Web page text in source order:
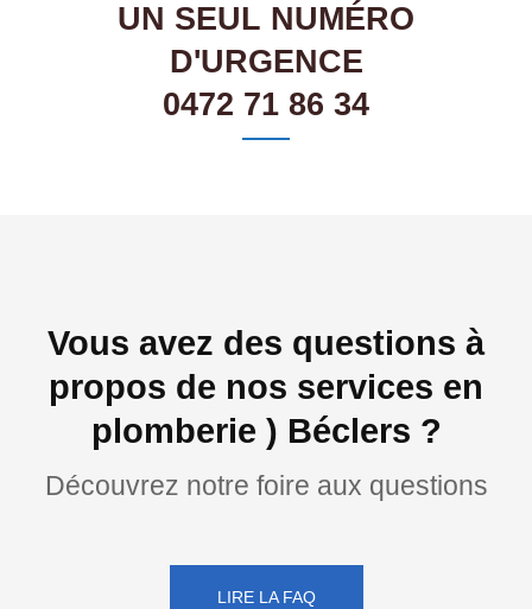
UN SEUL NUMÉRO
D'URGENCE
0472 71 86 34
Vous avez des questions à
propos de nos services en
plomberie ) Béclers ?
Découvrez notre foire aux questions
LIRE LA FAQ